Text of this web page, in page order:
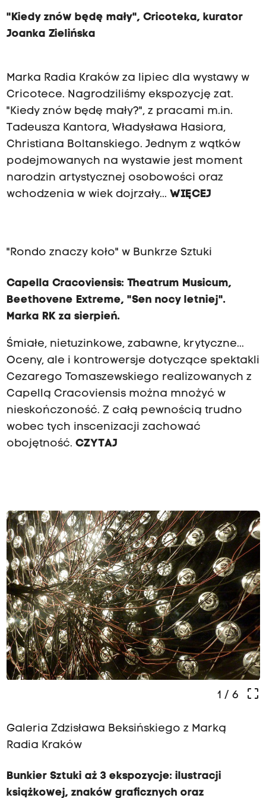
"Kiedy znów będę mały", Cricoteka, kurator
Joanka Zielińska
Marka Radia Kraków za lipiec dla wystawy w
Cricotece. Nagrodziliśmy ekspozycję zat.
"Kiedy znów będę mały?", z pracami m.in.
Tadeusza Kantora, Władysława Hasiora,
Christiana Boltanskiego. Jednym z wątków
podejmowanych na wystawie jest moment
narodzin artystycznej osobowości oraz
wchodzenia w wiek dojrzały... WIĘCEJ
"Rondo znaczy koło" w Bunkrze Sztuki
Capella Cracoviensis: Theatrum Musicum,
Beethovene Extreme, "Sen nocy letniej".
Marka RK za sierpień.
Śmiałe, nietuzinkowe, zabawne, krytyczne...
Oceny, ale i kontrowersje dotyczące spektakli
Cezarego Tomaszewskiego realizowanych z
Capellą Cracoviensis można mnożyć w
nieskończoność. Z całą pewnością trudno
wobec tych inscenizacji zachować
obojętność. CZYTAJ
crop_free
1 / 6
Galeria Zdzisława Beksińskiego z Marką
Radia Kraków
Bunkier Sztuki aż 3 ekspozycje: ilustracji
książkowej, znaków graficznych oraz